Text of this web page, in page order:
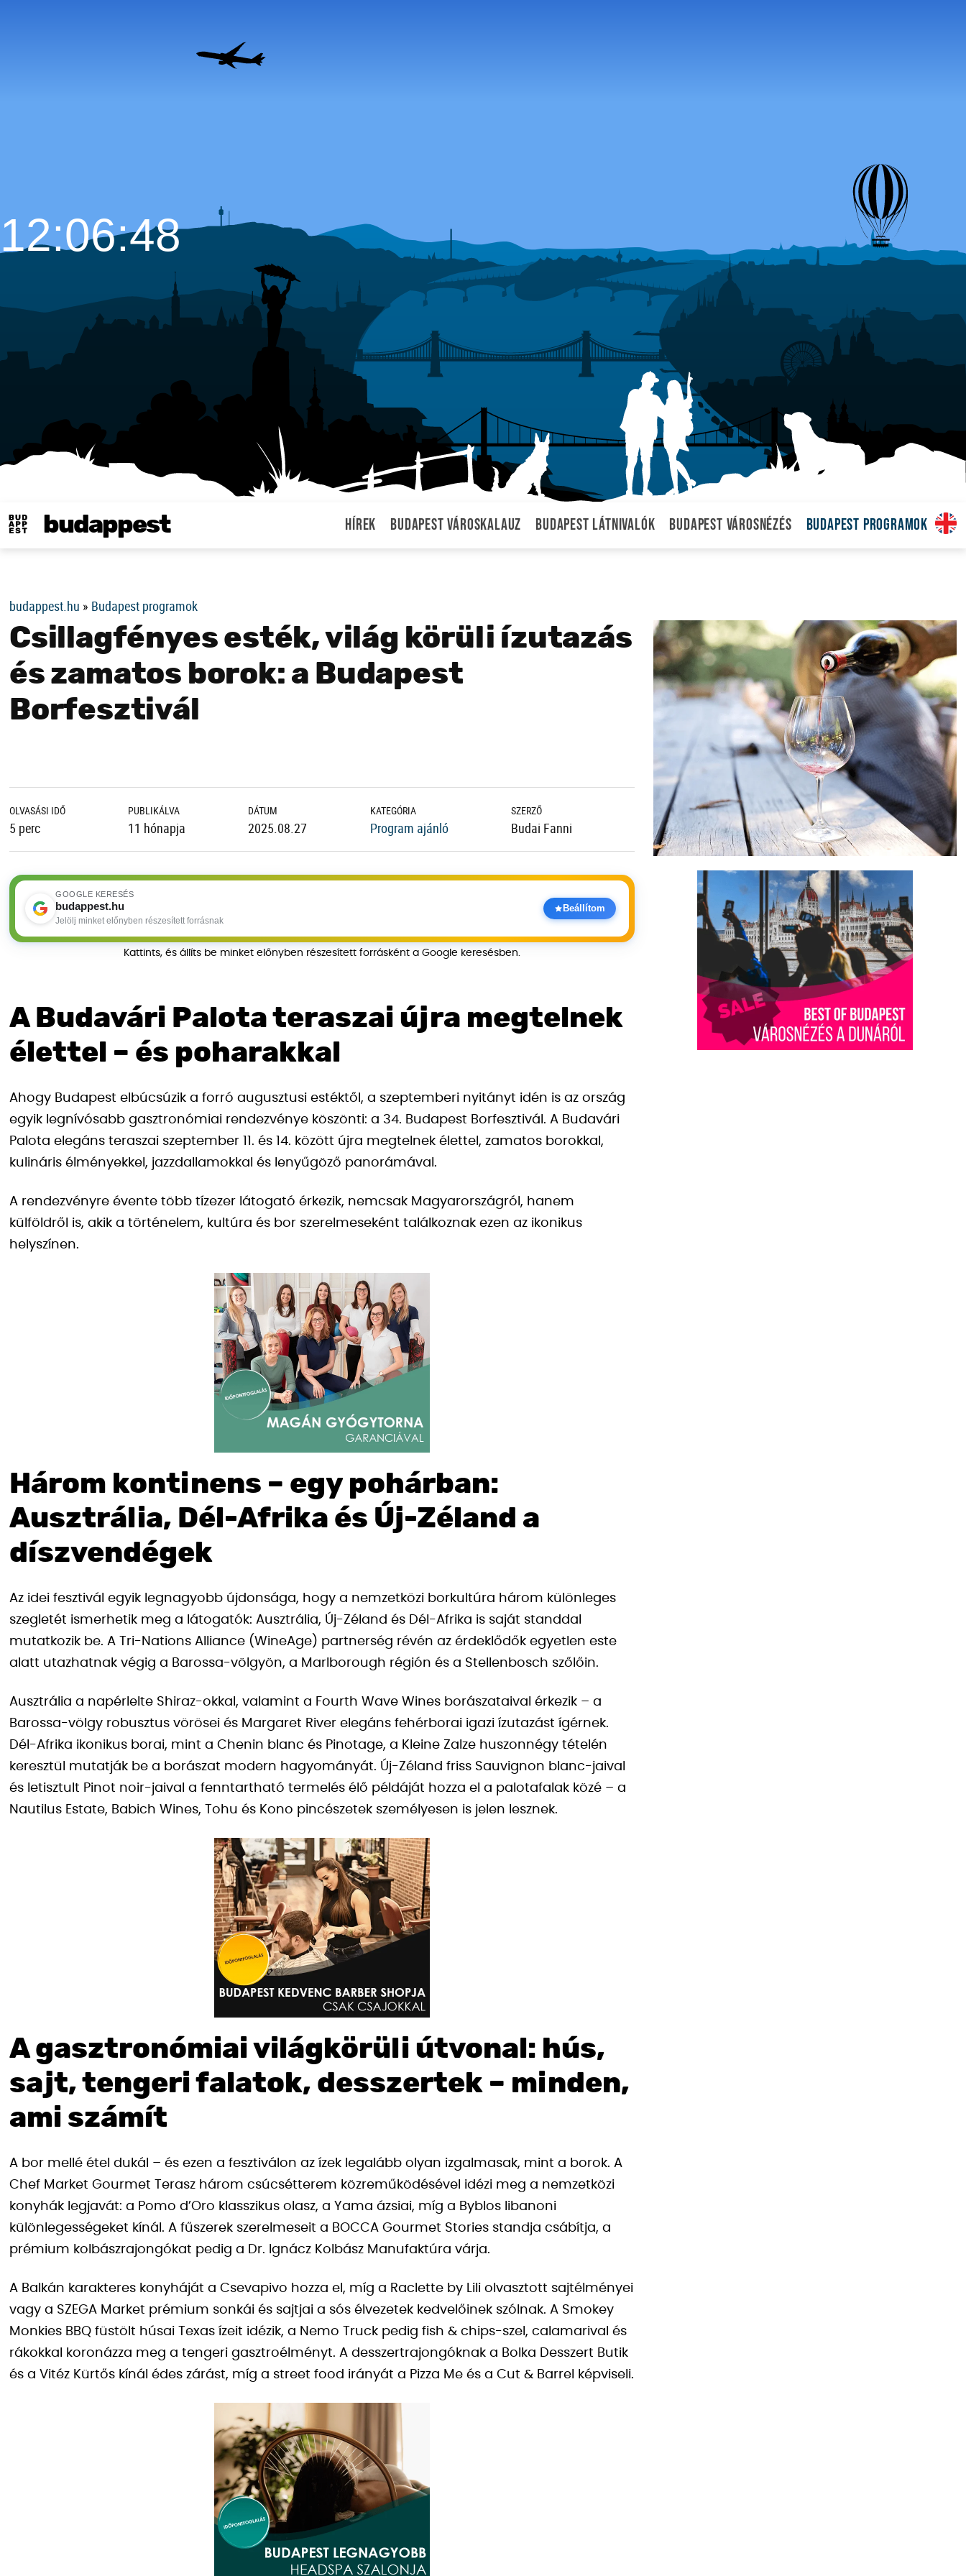
budappest Hírek Budapest városkalauz Budapest látnivalók Budapest városnézés Budapest programok
12:06:49
budappest.hu » Budapest programok
Csillagfényes esték, világ körüli ízutazás
és zamatos borok: a Budapest
Borfesztivál
OLVASÁSI IDŐ
5 perc
PUBLIKÁLVA
11 hónapja
DÁTUM
2025.08.27
KATEGÓRIA
Program ajánló
SZERZŐ
Budai Fanni
GOOGLE KERESÉS
budappest.hu
Jelölj minket előnyben részesített forrásnak
Beállítom
Kattints, és állíts be minket előnyben részesített forrásként a Google keresésben.
A Budavári Palota teraszai újra megtelnek
élettel – és poharakkal
Ahogy Budapest elbúcsúzik a forró augusztusi estéktől, a szeptemberi nyitányt idén is az ország
egyik legnívósabb gasztronómiai rendezvénye köszönti: a 34. Budapest Borfesztivál. A Budavári
Palota elegáns teraszai szeptember 11. és 14. között újra megtelnek élettel, zamatos borokkal,
kulináris élményekkel, jazzdallamokkal és lenyűgöző panorámával.
A rendezvényre évente több tízezer látogató érkezik, nemcsak Magyarországról, hanem
külföldről is, akik a történelem, kultúra és bor szerelmeseként találkoznak ezen az ikonikus
helyszínen.
Három kontinens – egy pohárban:
Ausztrália, Dél-Afrika és Új-Zéland a
díszvendégek
Az idei fesztivál egyik legnagyobb újdonsága, hogy a nemzetközi borkultúra három különleges
szegletét ismerhetik meg a látogatók: Ausztrália, Új-Zéland és Dél-Afrika is saját standdal
mutatkozik be. A Tri-Nations Alliance (WineAge) partnerség révén az érdeklődők egyetlen este
alatt utazhatnak végig a Barossa-völgyön, a Marlborough régión és a Stellenbosch szőlőin.
Ausztrália a napérlelte Shiraz-okkal, valamint a Fourth Wave Wines borászataival érkezik – a
Barossa-völgy robusztus vörösei és Margaret River elegáns fehérborai igazi ízutazást ígérnek.
Dél-Afrika ikonikus borai, mint a Chenin blanc és Pinotage, a Kleine Zalze huszonnégy tételén
keresztül mutatják be a borászat modern hagyományát. Új-Zéland friss Sauvignon blanc-jaival
és letisztult Pinot noir-jaival a fenntartható termelés élő példáját hozza el a palotafalak közé – a
Nautilus Estate, Babich Wines, Tohu és Kono pincészetek személyesen is jelen lesznek.
A gasztronómiai világkörüli útvonal: hús,
sajt, tengeri falatok, desszertek – minden,
ami számít
A bor mellé étel dukál – és ezen a fesztiválon az ízek legalább olyan izgalmasak, mint a borok. A
Chef Market Gourmet Terasz három csúcsétterem közreműködésével idézi meg a nemzetközi
konyhák legjavát: a Pomo d’Oro klasszikus olasz, a Yama ázsiai, míg a Byblos libanoni
különlegességeket kínál. A fűszerek szerelmeseit a BOCCA Gourmet Stories standja csábítja, a
prémium kolbászrajongókat pedig a Dr. Ignácz Kolbász Manufaktúra várja.
A Balkán karakteres konyháját a Csevapivo hozza el, míg a Raclette by Lili olvasztott sajtélményei
vagy a SZEGA Market prémium sonkái és sajtjai a sós élvezetek kedvelőinek szólnak. A Smokey
Monkies BBQ füstölt húsai Texas ízeit idézik, a Nemo Truck pedig fish & chips-szel, calamarival és
rákokkal koronázza meg a tengeri gasztroélményt. A desszertrajongóknak a Bolka Desszert Butik
és a Vitéz Kürtős kínál édes zárást, míg a street food irányát a Pizza Me és a Cut & Barrel képviseli.